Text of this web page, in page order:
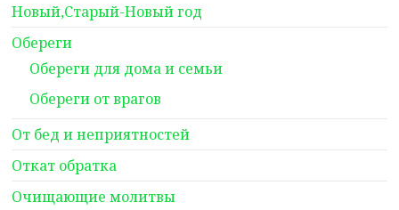
Новый,Старый-Новый год
Обереги
Обереги для дома и семьи
Обереги от врагов
От бед и неприятностей
Откат обратка
Очищающие молитвы